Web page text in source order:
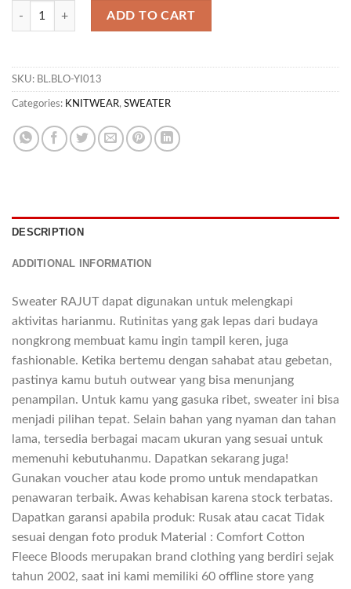
KN VIGO quantity
ADD TO CART
SKU: BL.BLO-YI013
Categories: KNITWEAR, SWEATER
DESCRIPTION
ADDITIONAL INFORMATION
Sweater RAJUT dapat digunakan untuk melengkapi
aktivitas harianmu. Rutinitas yang gak lepas dari budaya
nongkrong membuat kamu ingin tampil keren, juga
fashionable. Ketika bertemu dengan sahabat atau gebetan,
pastinya kamu butuh outwear yang bisa menunjang
penampilan. Untuk kamu yang gasuka ribet, sweater ini bisa
menjadi pilihan tepat. Selain bahan yang nyaman dan tahan
lama, tersedia berbagai macam ukuran yang sesuai untuk
memenuhi kebutuhanmu. Dapatkan sekarang juga!
Gunakan voucher atau kode promo untuk mendapatkan
penawaran terbaik. Awas kehabisan karena stock terbatas.
Dapatkan garansi apabila produk: Rusak atau cacat Tidak
sesuai dengan foto produk Material : Comfort Cotton
Fleece Bloods merupakan brand clothing yang berdiri sejak
tahun 2002, saat ini kami memiliki 60 offline store yang